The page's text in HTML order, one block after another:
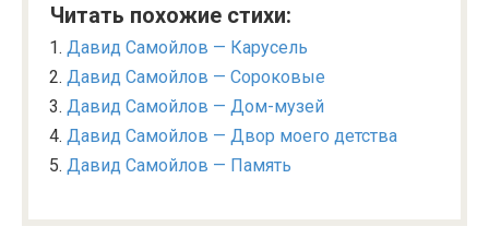
Читать похожие стихи:
Давид Самойлов — Карусель
Давид Самойлов — Сороковые
Давид Самойлов — Дом-музей
Давид Самойлов — Двор моего детства
Давид Самойлов — Память